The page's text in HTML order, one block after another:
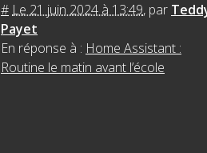
# Le 21 juin 2024 à 13:49, par
Payet
En réponse à : Home Assistant :
Routine le matin avant l’école